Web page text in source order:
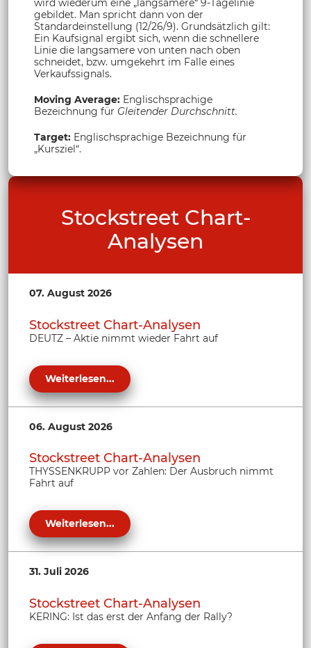
wird wiederum eine „langsamere“ 9-Tagelinie
gebildet. Man spricht dann von der
Standardeinstellung (12/26/9). Grundsätzlich gilt:
Ein Kaufsignal ergibt sich, wenn die schnellere
Linie die langsamere von unten nach oben
schneidet, bzw. umgekehrt im Falle eines
Verkaufssignals.
Moving Average: Englischsprachige
Bezeichnung für Gleitender Durchschnitt.
Target: Englischsprachige Bezeichnung für
„Kursziel“.
Stockstreet Chart-
Analysen
07. August 2026
Stockstreet Chart-Analysen
DEUTZ – Aktie nimmt wieder Fahrt auf
Weiterlesen...
06. August 2026
Stockstreet Chart-Analysen
THYSSENKRUPP vor Zahlen: Der Ausbruch nimmt
Fahrt auf
Weiterlesen...
31. Juli 2026
Stockstreet Chart-Analysen
KERING: Ist das erst der Anfang der Rally?